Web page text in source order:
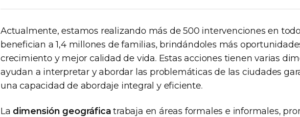
Actualmente, estamos realizando más de 500 intervenciones en
benefician a 1,4 millones de familias, brindándoles más
crecimiento y mejor calidad de vida. Estas acciones tienen varias
ayudan a interpretar y abordar las problemáticas de las ciudades
una capacidad de abordaje integral y eficiente.
La dimensión geográfica trabaja en áreas formales e informales,